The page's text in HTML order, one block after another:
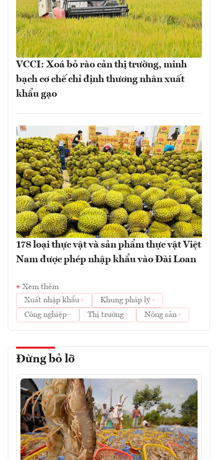
VCCI: Xoá bỏ rào cản thị trường, minh
bạch cơ chế chỉ định thương nhân xuất
khẩu gạo
178 loại thực vật và sản phẩm thực vật Việt
Nam được phép nhập khẩu vào Đài Loan
Xem thêm
Xuất nhập khẩu
Khung pháp lý
Công nghiệp
Thị trường Nông sản
Đừng bỏ lỡ